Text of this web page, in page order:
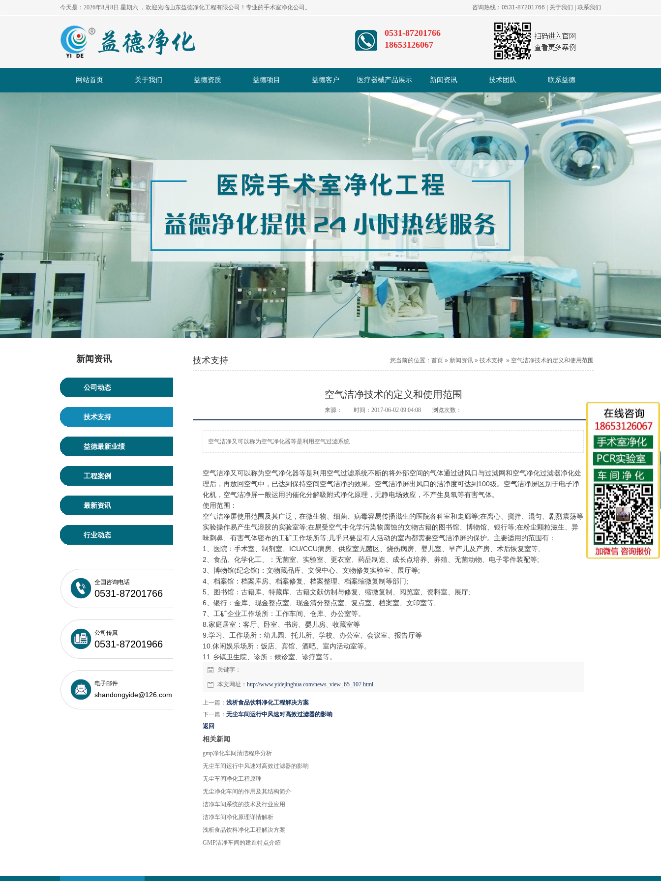
今天是：2026年8月8日 星期六 ，欢迎光临山东益德净化工程有限公司！专业的手术室净化公司。 咨询热线：0531-87201766 | 关于我们 联系我们
0531-87201766
18653126067
网站首页 关于我们 益德资质 益德项目 益德客户 医疗器械产品展示 新闻资讯 技术团队 联系益德
新闻资讯
公司动态
技术支持
益德最新业绩
工程案例
最新资讯
行业动态
全国咨询电话
0531-87201766
公司传真
0531-87201966
电子邮件
shandongyide@126.com
技术支持 您当前的位置： 首页» 新闻资讯» 技术支持» 空气洁净技术的定义和使用范围
空气洁净技术的定义和使用范围
来源： 时间：2017-06-02 09:04:08 浏览次数：
空气洁净又可以称为空气净化器等是利用空气过滤系统
空气洁净又可以称为空气净化器等是利用空气过滤系统不断的将外部空间的气体通过进风口与过滤网和空气净化过滤器净化处
理后，再放回空气中，已达到保持空间空气洁净的效果。空气洁净屏出风口的洁净度可达到100级。空气洁净屏区别于电子净
化机，空气洁净屏一般运用的催化分解吸附式净化原理，无静电场效应，不产生臭氧等有害气体。
使用范围：
空气洁净屏使用范围及其广泛，在微生物、细菌、病毒容易传播滋生的医院各科室和走廊等;在离心、搅拌、混匀、剧烈震荡等
实验操作易产生气溶胶的实验室等;在易受空气中化学污染物腐蚀的文物古籍的图书馆、博物馆、银行等;在粉尘颗粒滋生、异
味刺鼻、有害气体密布的工矿工作场所等;几乎只要是有人活动的室内都需要空气洁净屏的保护。主要适用的范围有：
1、医院：手术室、制剂室、ICU/CCU病房、供应室无菌区、烧伤病房、婴儿室、早产儿及产房、术后恢复室等;
2、食品、化学化工、：无菌室、实验室、更衣室、药品制造、成长点培养、养殖、无菌动物、电子零件装配等;
3、博物馆(纪念馆)：文物藏品库、文保中心、文物修复实验室、展厅等;
4、档案馆：档案库房、档案修复、档案整理、档案缩微复制等部门;
5、图书馆：古籍库、特藏库、古籍文献仿制与修复、缩微复制、阅览室、资料室、展厅;
6、银行：金库、现金整点室、现金清分整点室、复点室、档案室、文印室等;
7、工矿企业工作场所：工作车间、仓库、办公室等。
8.家庭居室：客厅、卧室、书房、婴儿房、收藏室等
9.学习、工作场所：幼儿园、托儿所、学校、办公室、会议室、报告厅等
10.休闲娱乐场所：饭店、宾馆、酒吧、室内活动室等。
11.乡镇卫生院、诊所：候诊室、诊疗室等。
关键字：
本文网址： http://www.yidejinghua.com/news_view_65_107.html
上一篇： 浅析食品饮料净化工程解决方案
下一篇： 无尘车间运行中风速对高效过滤器的影响
返回
相关新闻
gmp净化车间清洁程序分析
无尘车间运行中风速对高效过滤器的影响
无尘车间净化工程原理
无尘净化车间的作用及其结构简介
洁净车间系统的技术及行业应用
洁净车间净化原理详情解析
浅析食品饮料净化工程解决方案
GMP洁净车间的建造特点介绍